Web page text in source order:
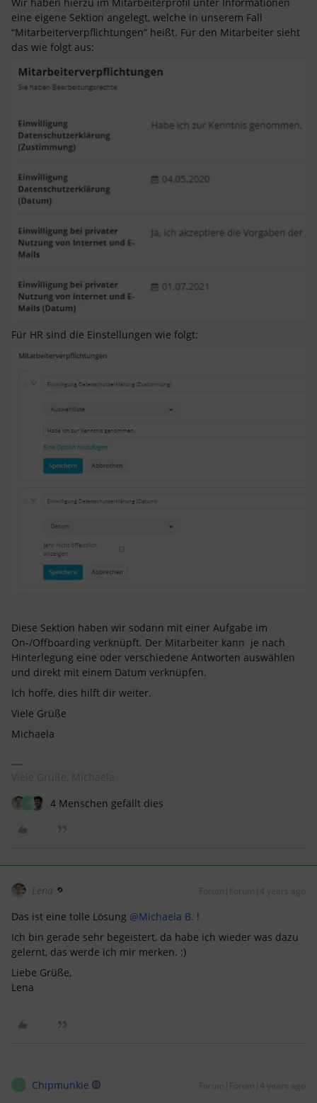
eine eigene Sektion angelegt, welche in unserem Fall
“Mitarbeiterverpflichtungen” heißt. Für den Mitarbeiter sieht
das wie folgt aus:
Für HR sind die Einstellungen wie folgt:
Diese Sektion haben wir sodann mit einer Aufgabe im
On-/Offboarding verknüpft. Der Mitarbeiter kann je nach
Hinterlegung eine oder verschiedene Antworten auswählen
und direkt mit einem Datum verknüpfen.
Ich hoffe, dies hilft dir weiter.
Viele Grüße
Michaela
A 4 Menschen gefällt dies
Lena Forum|Forum|4 years ago
Das ist eine tolle Lösung @Michaela B. !
Ich bin gerade sehr begeistert, da habe ich wieder was dazu
gelernt, das werde ich mir merken. :)
Liebe Grüße,
Lena
Chipmunkie Forum|Forum|4 years ago